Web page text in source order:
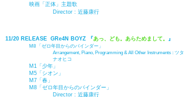
映画「正体」主題歌
Director : 近藤康行
11/20 RELEASE GRe4N BOYZ 『あっ、ども。あらためまして。 』
M8 「ゼロ年目からのバインダー」
Arrangement, Piano, Programming & All Other Instruments : ツタ
ナオヒコ
M1「少年」
M5「シオン」
M7「春」
M8「ゼロ年目からのバインダー」
Director : 近藤康行